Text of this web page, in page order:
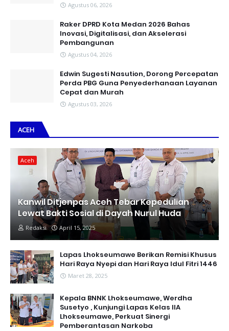
Agustus 06, 2026
Raker DPRD Kota Medan 2026 Bahas
Inovasi, Digitalisasi, dan Akselerasi
Pembangunan
Agustus 04, 2026
Edwin Sugesti Nasution, Dorong Percepatan
Perda PBG Guna Penyederhanaan Layanan
Cepat dan Murah
Agustus 03, 2026
ACEH
Aceh
Kanwil Ditjenpas Aceh Tebar Kepedulian
Lewat Bakti Sosial di Dayah Nurul Huda
Redaksi April 15, 2025
Lapas Lhokseumawe Berikan Remisi Khusus
Hari Raya Nyepi dan Hari Raya Idul Fitri 1446
Maret 28, 2025
Kepala BNNK Lhokseumawe, Werdha
Susetyo , Kunjungi Lapas Kelas IIA
Lhokseumawe, Perkuat Sinergi
Pemberantasan Narkoba